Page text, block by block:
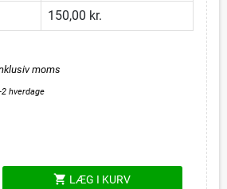
150,00 kr.
moms
hverdage
shopping_cart LÆG I KURV